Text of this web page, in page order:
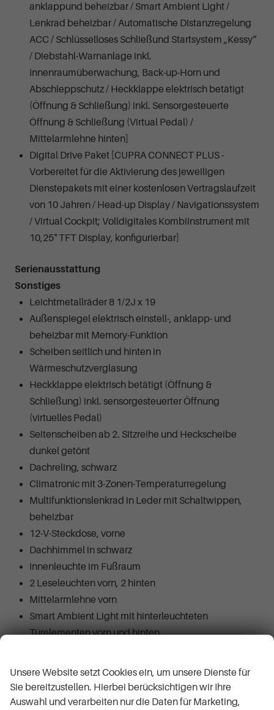
anklappund beheizbar / Smart Ambient Light /
Lenkrad beheizbar / Automatische Distanzregelung
ACC / Schlüsselloses Schließund Startsystem „Kessy“
/ Diebstahl-Warnanlage inkl.
Innenraumüberwachung, Back-up-Horn und
Abschleppschutz / Heckklappe elektrisch betätigt
(Öffnung & Schließung) inkl. Sensorgesteuerte
Öffnung & Schließung (Virtual Pedal) /
Mittelarmlehne hinten]
Digital Drive Paket [CUPRA CONNECT PLUS -
Vorbereitet für die Aktivierung des jeweiligen
Dienstepakets mit einer kostenlosen Vertragslaufzeit
von 10 Jahren / Head-up Display / Navigationssystem
/ Virtual Cockpit; Volldigitales Kombiinstrument mit
10,25" TFT Display, konfigurierbar]
Serienausstattung
Sonstiges
Leichtmetallräder 8 1/2J x 19
Außenspiegel elektrisch einstell-, anklapp- und
beheizbar mit Memory-Funktion
Scheiben seitlich und hinten in
Wärmeschutzverglasung
Heckklappe elektrisch betätigt (Öffnung &
Schließung) inkl. sensorgesteuerter Öffnung
(virtuelles Pedal)
Seitenscheiben ab 2. Sitzreihe und Heckscheibe
dunkel getönt
Dachreling, schwarz
Climatronic mit 3-Zonen-Temperaturregelung
Multifunktionslenkrad in Leder mit Schaltwippen,
beheizbar
12-V-Steckdose, vorne
Dachhimmel in schwarz
Innenleuchte im Fußraum
2 Leseleuchten vorn, 2 hinten
Mittelarmlehne vorn
Smart Ambient Light mit hinterleuchteten
Türelementen vorn und hinten
Sportpedalerie in Aluminiumoptik
Variabler Gepäckraumboden
Sportsitze vorn
Unsere Website setzt Cookies ein, um unsere Dienste für
Sie bereitzustellen. Hierbei berücksichtigen wir Ihre
Auswahl und verarbeiten nur die Daten für Marketing,